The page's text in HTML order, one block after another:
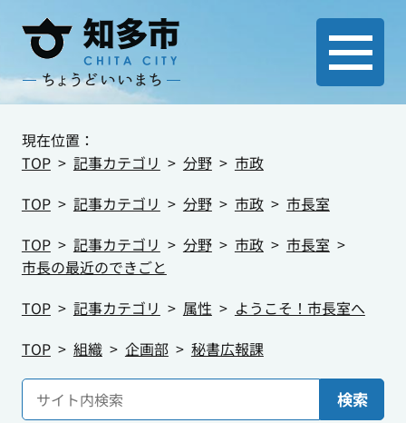
現在位置：
TOP
記事カテゴリ 分野
市政
TOP
記事カテゴリ 分野 市政
市長室
TOP
記事カテゴリ 分野 市政
市長室
市長の最近のできごと
TOP
記事カテゴリ 属性
ようこそ！市長室へ
TOP
組織 企画部 秘書広報課
検索